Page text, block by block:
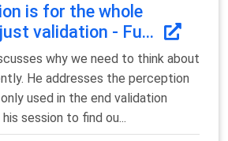
is for the whole
validation - Fu...
why we need to think about
He addresses the perception
used in the end validation
session to find ou...